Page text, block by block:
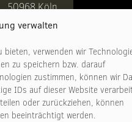
verwalten
verwenden wir
zu speichern bzw. darauf
zustimmen, können wir
IDs auf dieser Website
oder zurückziehen, können
beeinträchtigt werden.
Uhr
Uhr
50968 Köln
221
3481017
www.stadtkultur-
nrw.de